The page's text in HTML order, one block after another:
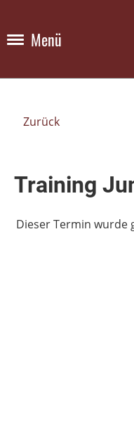
Menü
Zurück
Training
Dieser Termin wurde